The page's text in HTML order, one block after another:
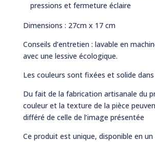
pressions et fermeture éclaire
Dimensions : 27cm x 17 cm
Conseils d’entretien : lavable en
avec une lessive écologique.
Les couleurs sont fixées et solide
Du fait de la fabrication artisanale du
couleur et la texture de la pièce
différé de celle de l’image présentée
Ce produit est unique, disponible en un